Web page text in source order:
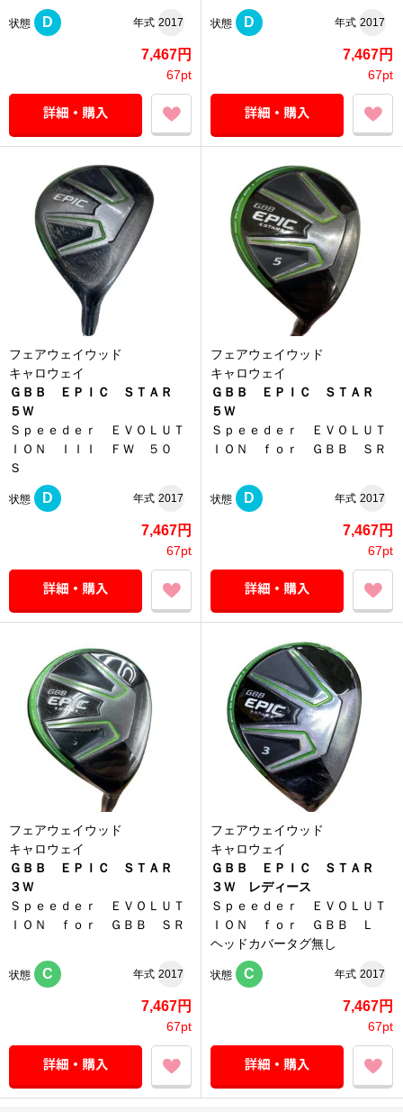
状態 D 年式 2017
7,467円
67pt
状態 D 年式 2017
7,467円
67pt
フェアウェイウッド
キャロウェイ
ＧＢＢ ＥＰＩＣ ＳＴＡＲ
５Ｗ
Ｓｐｅｅｄｅｒ ＥＶＯＬＵＴ
ＩＯＮ ＩＩＩ ＦＷ ５０
Ｓ
状態 D 年式 2017
7,467円
67pt
フェアウェイウッド
キャロウェイ
ＧＢＢ ＥＰＩＣ ＳＴＡＲ
５Ｗ
Ｓｐｅｅｄｅｒ ＥＶＯＬＵＴ
ＩＯＮ ｆｏｒ ＧＢＢ ＳＲ
状態 D 年式 2017
7,467円
67pt
フェアウェイウッド
キャロウェイ
ＧＢＢ ＥＰＩＣ ＳＴＡＲ
３Ｗ
Ｓｐｅｅｄｅｒ ＥＶＯＬＵＴ
ＩＯＮ ｆｏｒ ＧＢＢ ＳＲ
状態 C 年式 2017
7,467円
67pt
フェアウェイウッド
キャロウェイ
ＧＢＢ ＥＰＩＣ ＳＴＡＲ
３Ｗ レディース
Ｓｐｅｅｄｅｒ ＥＶＯＬＵＴ
ＩＯＮ ｆｏｒ ＧＢＢ Ｌ
ヘッドカバータグ無し
状態 C 年式 2017
7,467円
67pt